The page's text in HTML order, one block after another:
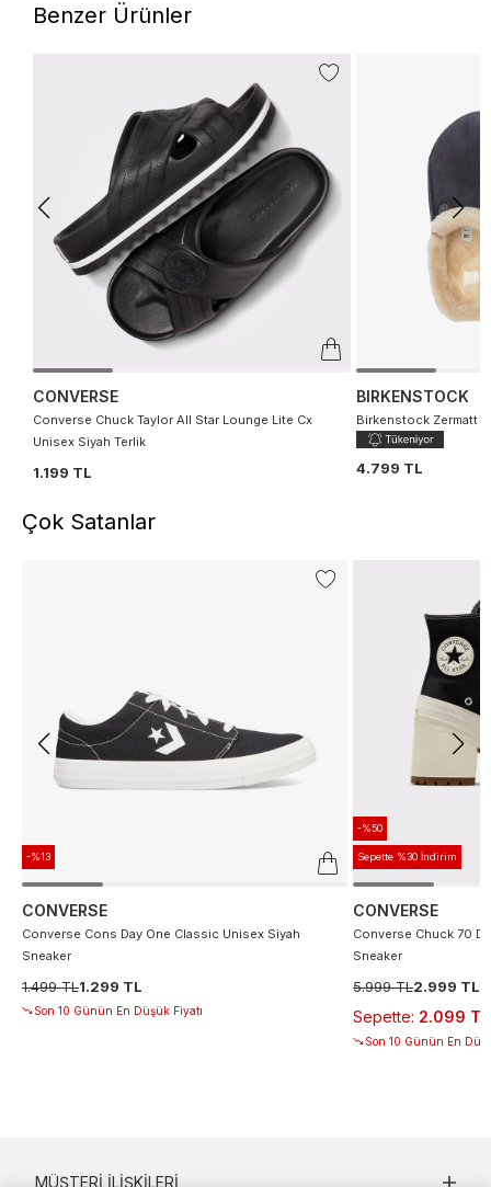
Benzer Ürünler
CONVERSE
Converse Chuck Taylor All Star Lounge Lite Cx
Unisex Siyah Terlik
1.199 TL
BIRKENSTOCK
Birkenstock Zermatt
4.799 TL
Çok Satanlar
-%13
CONVERSE
Converse Cons Day One Classic Unisex Siyah
Sneaker
1.499 TL1.299 TL
Son 10 Günün En Düşük Fiyatı
-%50
Sepette %30 İndirim
CONVERSE
Converse Chuck 70
Sneaker
5.999 TL2.999 TL
Sepette: 2.099 TL
Son 10 Günün En
MÜŞTERI İLIŞKILERI